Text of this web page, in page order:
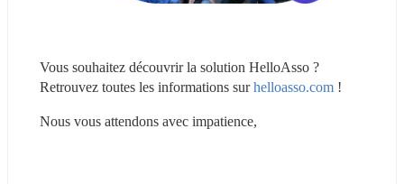
Vous souhaitez découvrir la solution HelloAsso ?
Retrouvez toutes les informations sur helloasso.com !
Nous vous attendons avec impatience,